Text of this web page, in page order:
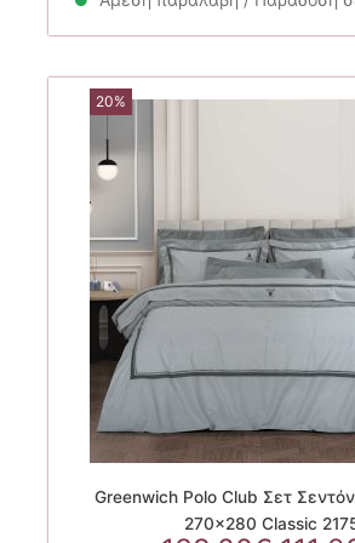
20%
Greenwich Polo Club Σετ
270×280 Classic